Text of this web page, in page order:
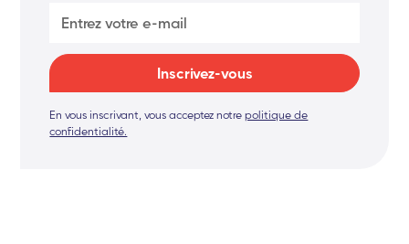
En vous inscrivant, vous acceptez notrepolitique de
confidentialité.